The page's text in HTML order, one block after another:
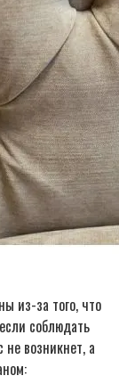
из-за того, что
соблюдать
не возникнет, а